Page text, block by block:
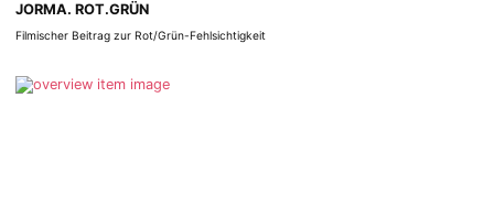
JORMA. ROT.GRÜN
Filmischer Beitrag zur Rot/Grün-Fehlsichtigkeit